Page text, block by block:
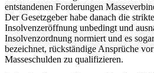
entstandenen Forderungen
Der Gesetzgeber habe danach die
Insolvenzeröffnung unbedingt und
Insolvenzordnung normiert und es
bezeichnet, rückständige Ansprüche
Masseschulden zu qualifizieren.